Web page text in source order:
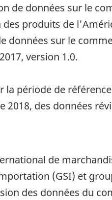
de données sur le
produits de
données sur le
version 1.0.
la période de
2018, des données
de
(GSI) et
des données du